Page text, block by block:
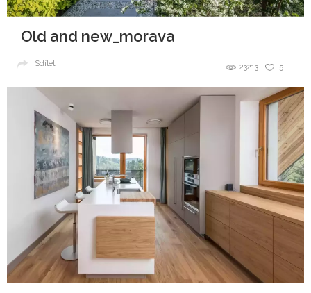
Old and new_morava
5
23213
Sdílet